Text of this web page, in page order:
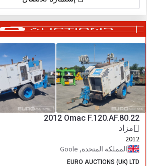
2012 Omac F.120.AF.80.22
مزاد
2012
المملكة المتحدة, Goole
EURO AUCTIONS (UK) LTD